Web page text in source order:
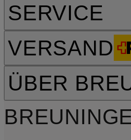
SERVICE
VERSAND
ÜBER